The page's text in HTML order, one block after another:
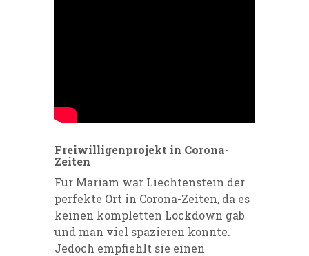
Freiwilligenprojekt in Corona-
Zeiten
Für Mariam war Liechtenstein der
perfekte Ort in Corona-Zeiten, da es
keinen kompletten Lockdown gab
und man viel spazieren konnte.
Jedoch empfiehlt sie einen